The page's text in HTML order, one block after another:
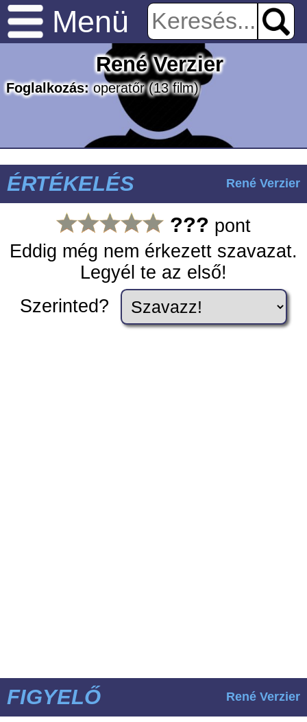
Menü
René Verzier
Foglalkozás:operatőr(13 film)
ÉRTÉKELÉS René Verzier
??? pont
Eddig még nem érkezett szavazat.
Legyél te az első!
Szerinted?
FIGYELŐ René Verzier